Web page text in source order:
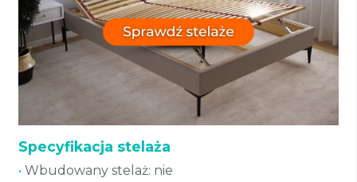
Specyfikacja stelaża
• Wbudowany stelaż: nie